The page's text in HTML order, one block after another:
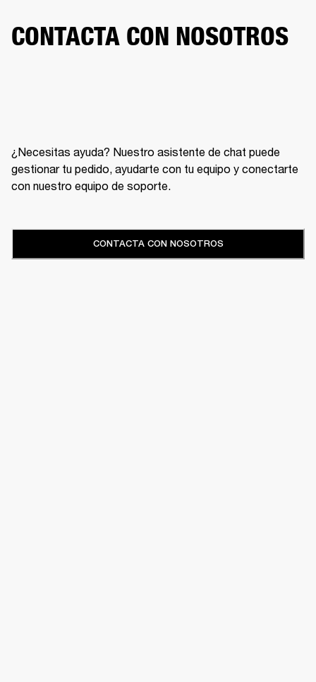
CONTACTA CON NOSOTROS
¿Necesitas ayuda? Nuestro asistente de chat puede
gestionar tu pedido, ayudarte con tu equipo y conectarte
con nuestro equipo de soporte.
CONTACTA CON NOSOTROS